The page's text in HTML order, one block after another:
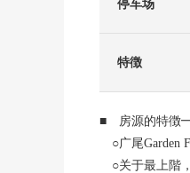
停车场
特徴
■ 房源的特
○广尾Garden
○关于最上階